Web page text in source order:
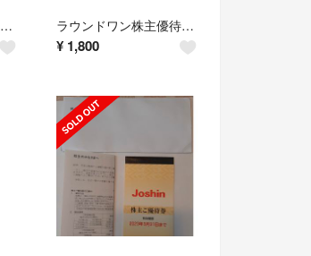
snowpeak スノーピーク フォールディングコーヒードリッパー ラウンドワン株主優待券 1セット
¥ 1,800